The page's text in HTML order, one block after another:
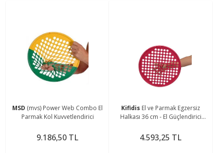
MSD (mvs) Power Web Combo El
Parmak Kol Kuvvetlendirici
9.186,50 TL
Kifidis El ve Parmak Egzersiz
Halkası 36 cm - El Güçlendirici
Aparatı
4.593,25 TL